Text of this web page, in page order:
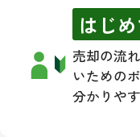
はじ
売却の流
いための
分かりや